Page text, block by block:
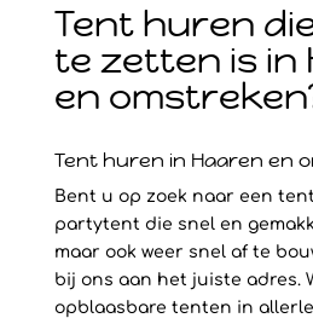
Tent huren
te zetten is in
en
Tent huren in Haaren en
Bent u op zoek naar een
partytent die snel en
maar ook weer snel af te
bij ons aan het juiste adres.
opblaasbare tenten in